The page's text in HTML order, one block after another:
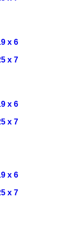
x 6
x 7
x 6
x 7
x 6
x 7